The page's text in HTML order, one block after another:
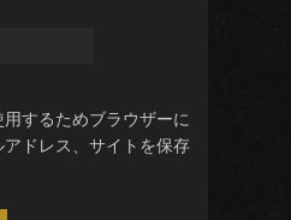
するためブラウザーに
ドレス、サイトを保存